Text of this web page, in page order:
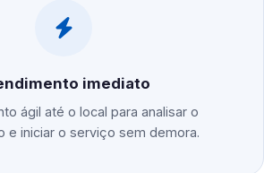
imediato
ágil até o local para analisar o
e iniciar o serviço sem demora.